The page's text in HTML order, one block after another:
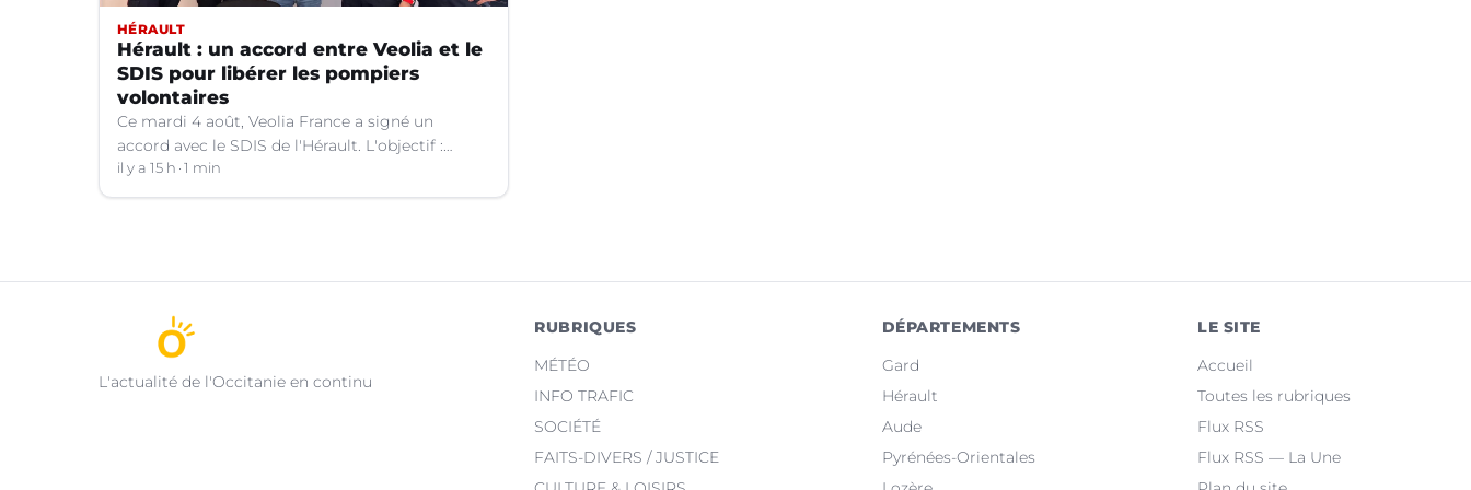
HÉRAULT
Hérault : un accord entre Veolia et le
SDIS pour libérer les pompiers
volontaires
Ce mardi 4 août, Veolia France a signé un
accord avec le SDIS de l'Hérault. L'objectif :
faciliter la disponibilité des salariés de
l'entreprise engagés en qualité de sapeurs-
il y a 15 h 1 min
L'actualité de l'Occitanie en continu
RUBRIQUES
MÉTÉO
INFO TRAFIC
SOCIÉTÉ
FAITS-DIVERS / JUSTICE
DÉPARTEMENTS
Gard
Hérault
Aude
Pyrénées-Orientales
LE SITE
Accueil
Toutes les rubriques
Flux RSS
Flux RSS — La Une